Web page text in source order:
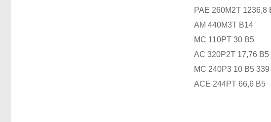
PAE 260M2T 1236,8
AM 440M3T B14
MC 110PT 30 B5
AC 320P2T 17,76 B5
MC 240P3 10 B5 339
ACE 244PT 66,6 B5